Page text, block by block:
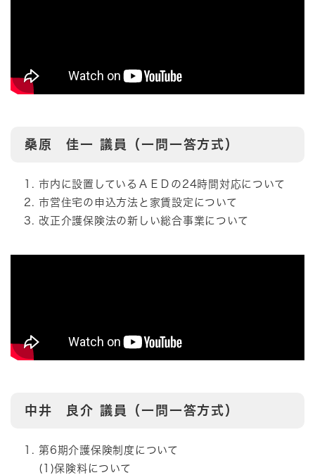
桑原 佳一 議員（一問一答方式）
市内に設置しているＡＥＤの24時間対応について
市営住宅の申込方法と家賃設定について
改正介護保険法の新しい総合事業について
中井 良介 議員（一問一答方式）
第6期介護保険制度について
(1)保険料について